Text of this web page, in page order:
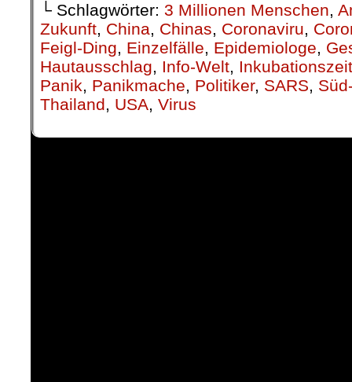
└ Schlagwörter: 3 Millionen Menschen,
Zukunft, China, Chinas, Coronaviru,
Feigl-Ding, Einzelfälle, Epidemiologe,
Hautausschlag, Info-Welt, Inkubationszeit
Panik, Panikmache, Politiker, SARS,
Thailand, USA, Virus